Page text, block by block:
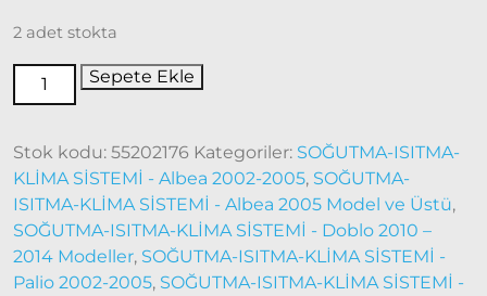
2001
Ducato
2006
Modeller
Ducato
2006 –
2014
2 adet stokta
Sepete Ekle
Stok kodu: 55202176 Kategoriler: SOĞUTMA-ISITMA-
KLİMA SİSTEMİ - Albea 2002-2005, SOĞUTMA-
ISITMA-KLİMA SİSTEMİ - Albea 2005 Model ve Üstü,
SOĞUTMA-ISITMA-KLİMA SİSTEMİ - Doblo 2010 –
2014 Modeller, SOĞUTMA-ISITMA-KLİMA SİSTEMİ -
Palio 2002-2005, SOĞUTMA-ISITMA-KLİMA SİSTEMİ -